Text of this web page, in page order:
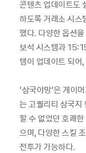
콘텐츠 업데이트도
하도록 거래소 시
했다. 다양한 옵션
보석 시스템과
템이 업데이트 되어
‘삼국야망’은 게이
는 고퀄리티 삼국지
할 수 없었던 호쾌
으며, 다양한 스킬
전투가 가능하다.